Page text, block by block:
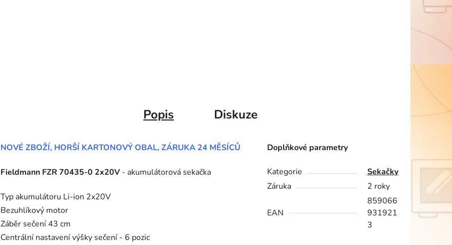
Popis Diskuze
NOVÉ ZBOŽÍ, HORŠÍ KARTONOVÝ OBAL, ZÁRUKA 24 MĚSÍCŮ
Fieldmann FZR 70435-0 2x20V - akumulátorová sekačka
Typ akumulátoru Li-ion 2x20V
Bezuhlíkový motor
Záběr sečení 43 cm
Centrální nastavení výšky sečení - 6 pozic
Doplňkové parametry
Kategorie
Sekačky
Záruka
2 roky
EAN
859066
931921
3